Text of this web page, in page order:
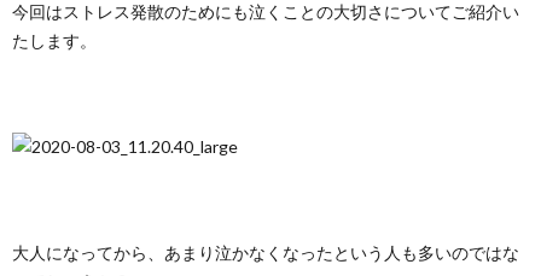
今回はストレス発散のためにも泣くことの大切さについてご紹介い
たします。
大人になってから、あまり泣かなくなったという人も多いのではな